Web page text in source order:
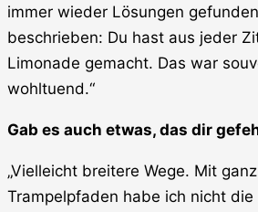
immer wieder Lösungen
beschrieben: Du hast aus jeder
Limonade gemacht. Das war
wohltuend.“
Gab es auch etwas, das dir
„Vielleicht breitere Wege. Mit
Trampelpfaden habe ich nicht die